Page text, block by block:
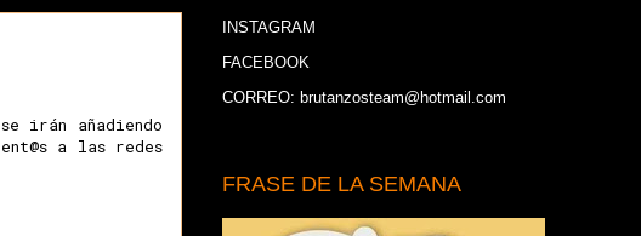
irán añadiendo
a las redes
INSTAGRAM
FACEBOOK
CORREO: brutanzosteam@hotmail.com
FRASE DE LA SEMANA